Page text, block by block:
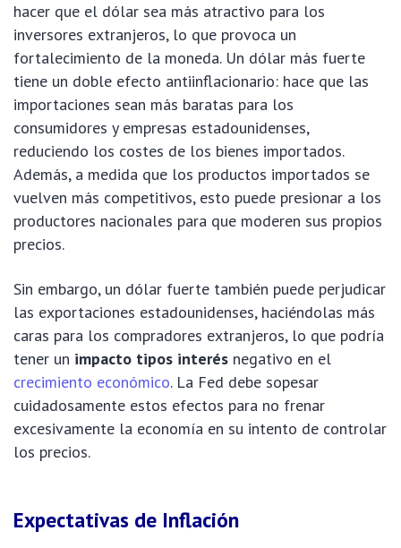
hacer que el dólar sea más atractivo para los
inversores extranjeros, lo que provoca un
fortalecimiento de la moneda. Un dólar más fuerte
tiene un doble efecto antiinflacionario: hace que las
importaciones sean más baratas para los
consumidores y empresas estadounidenses,
reduciendo los costes de los bienes importados.
Además, a medida que los productos importados se
vuelven más competitivos, esto puede presionar a los
productores nacionales para que moderen sus propios
precios.
Sin embargo, un dólar fuerte también puede perjudicar
las exportaciones estadounidenses, haciéndolas más
caras para los compradores extranjeros, lo que podría
tener un impacto tipos interés negativo en el
crecimiento económico. La Fed debe sopesar
cuidadosamente estos efectos para no frenar
excesivamente la economía en su intento de controlar
los precios.
Expectativas de Inflación